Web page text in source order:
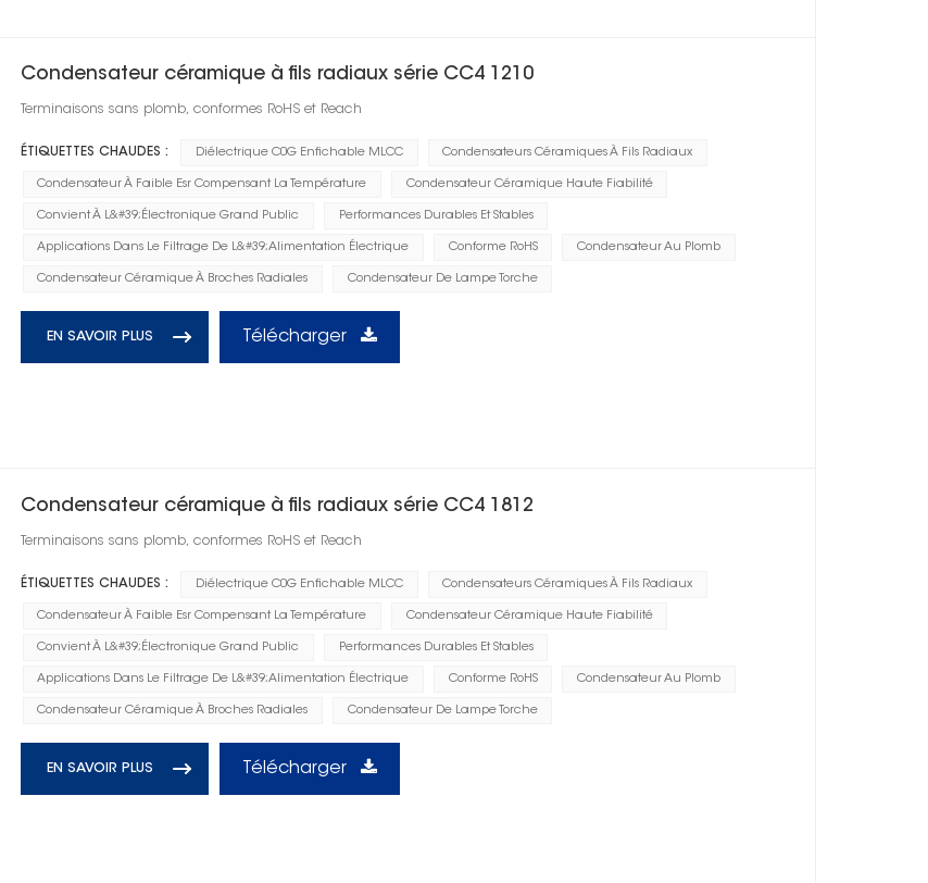
Condensateur céramique à fils radiaux série CC4 1210
Terminaisons sans plomb, conformes RoHS et Reach
ÉTIQUETTES CHAUDES : Diélectrique C0G Enfichable MLCC Condensateurs Céramiques À Fils Radiaux
Condensateur À Faible Esr Compensant La Température Condensateur Céramique Haute Fiabilité
Convient À L&#39;électronique Grand Public Performances Durables Et Stables
Applications Dans Le Filtrage De L&#39;alimentation Électrique Conforme RoHS Condensateur Au Plomb
Condensateur Céramique À Broches Radiales Condensateur De Lampe Torche
EN SAVOIR PLUS Télécharger
Condensateur céramique à fils radiaux série CC4 1812
Terminaisons sans plomb, conformes RoHS et Reach
ÉTIQUETTES CHAUDES : Diélectrique C0G Enfichable MLCC Condensateurs Céramiques À Fils Radiaux
Condensateur À Faible Esr Compensant La Température Condensateur Céramique Haute Fiabilité
Convient À L&#39;électronique Grand Public Performances Durables Et Stables
Applications Dans Le Filtrage De L&#39;alimentation Électrique Conforme RoHS Condensateur Au Plomb
Condensateur Céramique À Broches Radiales Condensateur De Lampe Torche
EN SAVOIR PLUS Télécharger